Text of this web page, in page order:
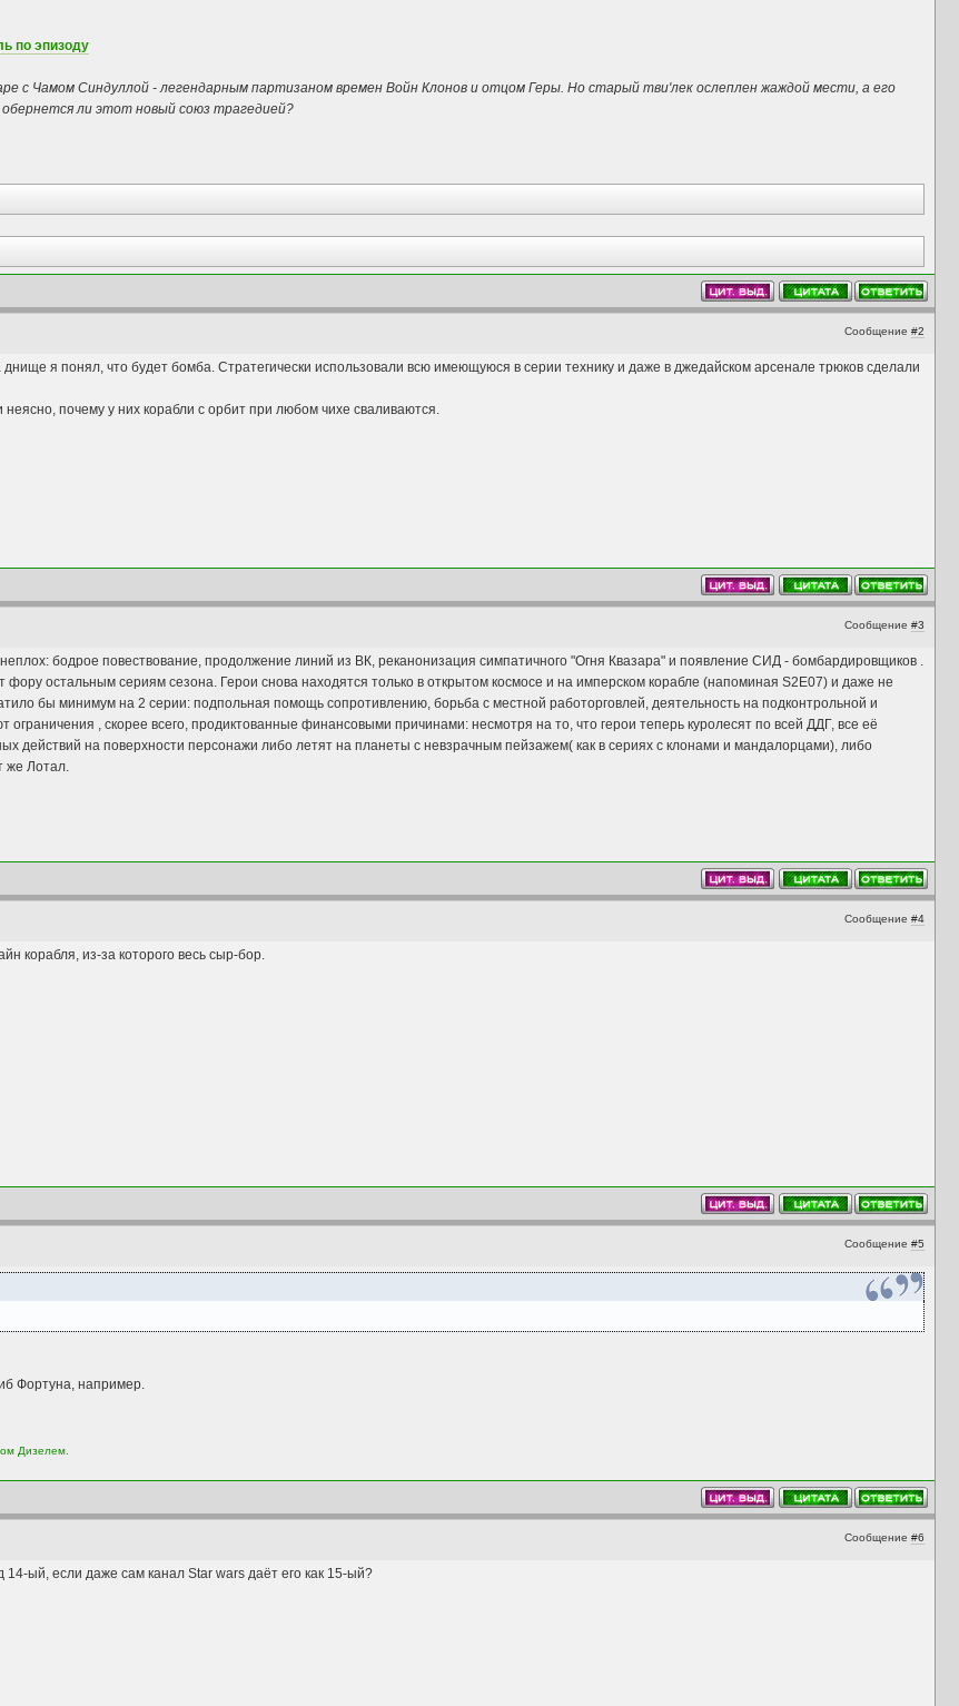
по эпизоду
с Чамом Синдуллой - легендарным партизаном времен Войн Клонов и отцом Геры. Но старый тви'лек ослеплен жаждой мести, а его
ли этот новый союз трагедией?
Сообщение #2
я понял, что будет бомба. Стратегически использовали всю имеющуюся в серии технику и даже в джедайском арсенале трюков сделали
почему у них корабли с орбит при любом чихе сваливаются.
Сообщение #3
бодрое повествование, продолжение линий из ВК, реканонизация симпатичного "Огня Квазара" и появление СИД - бомбардировщиков .
фору остальным сериям сезона. Герои снова находятся только в открытом космосе и на имперском корабле (напоминая S2E07) и даже не
бы минимум на 2 серии: подпольная помощь сопротивлению, борьба с местной работорговлей, деятельность на подконтрольной и
ограничения , скорее всего, продиктованные финансовыми причинами: несмотря на то, что герои теперь куролесят по всей ДДГ, все её
действий на поверхности персонажи либо летят на планеты с невзрачным пейзажем( как в сериях с клонами и мандалорцами), либо
же Лотал.
Сообщение #4
корабля, из-за которого весь сыр-бор.
Сообщение #5
Фортуна, например.
Дизелем.
Сообщение #6
ый, если даже сам канал Star wars даёт его как 15-ый?